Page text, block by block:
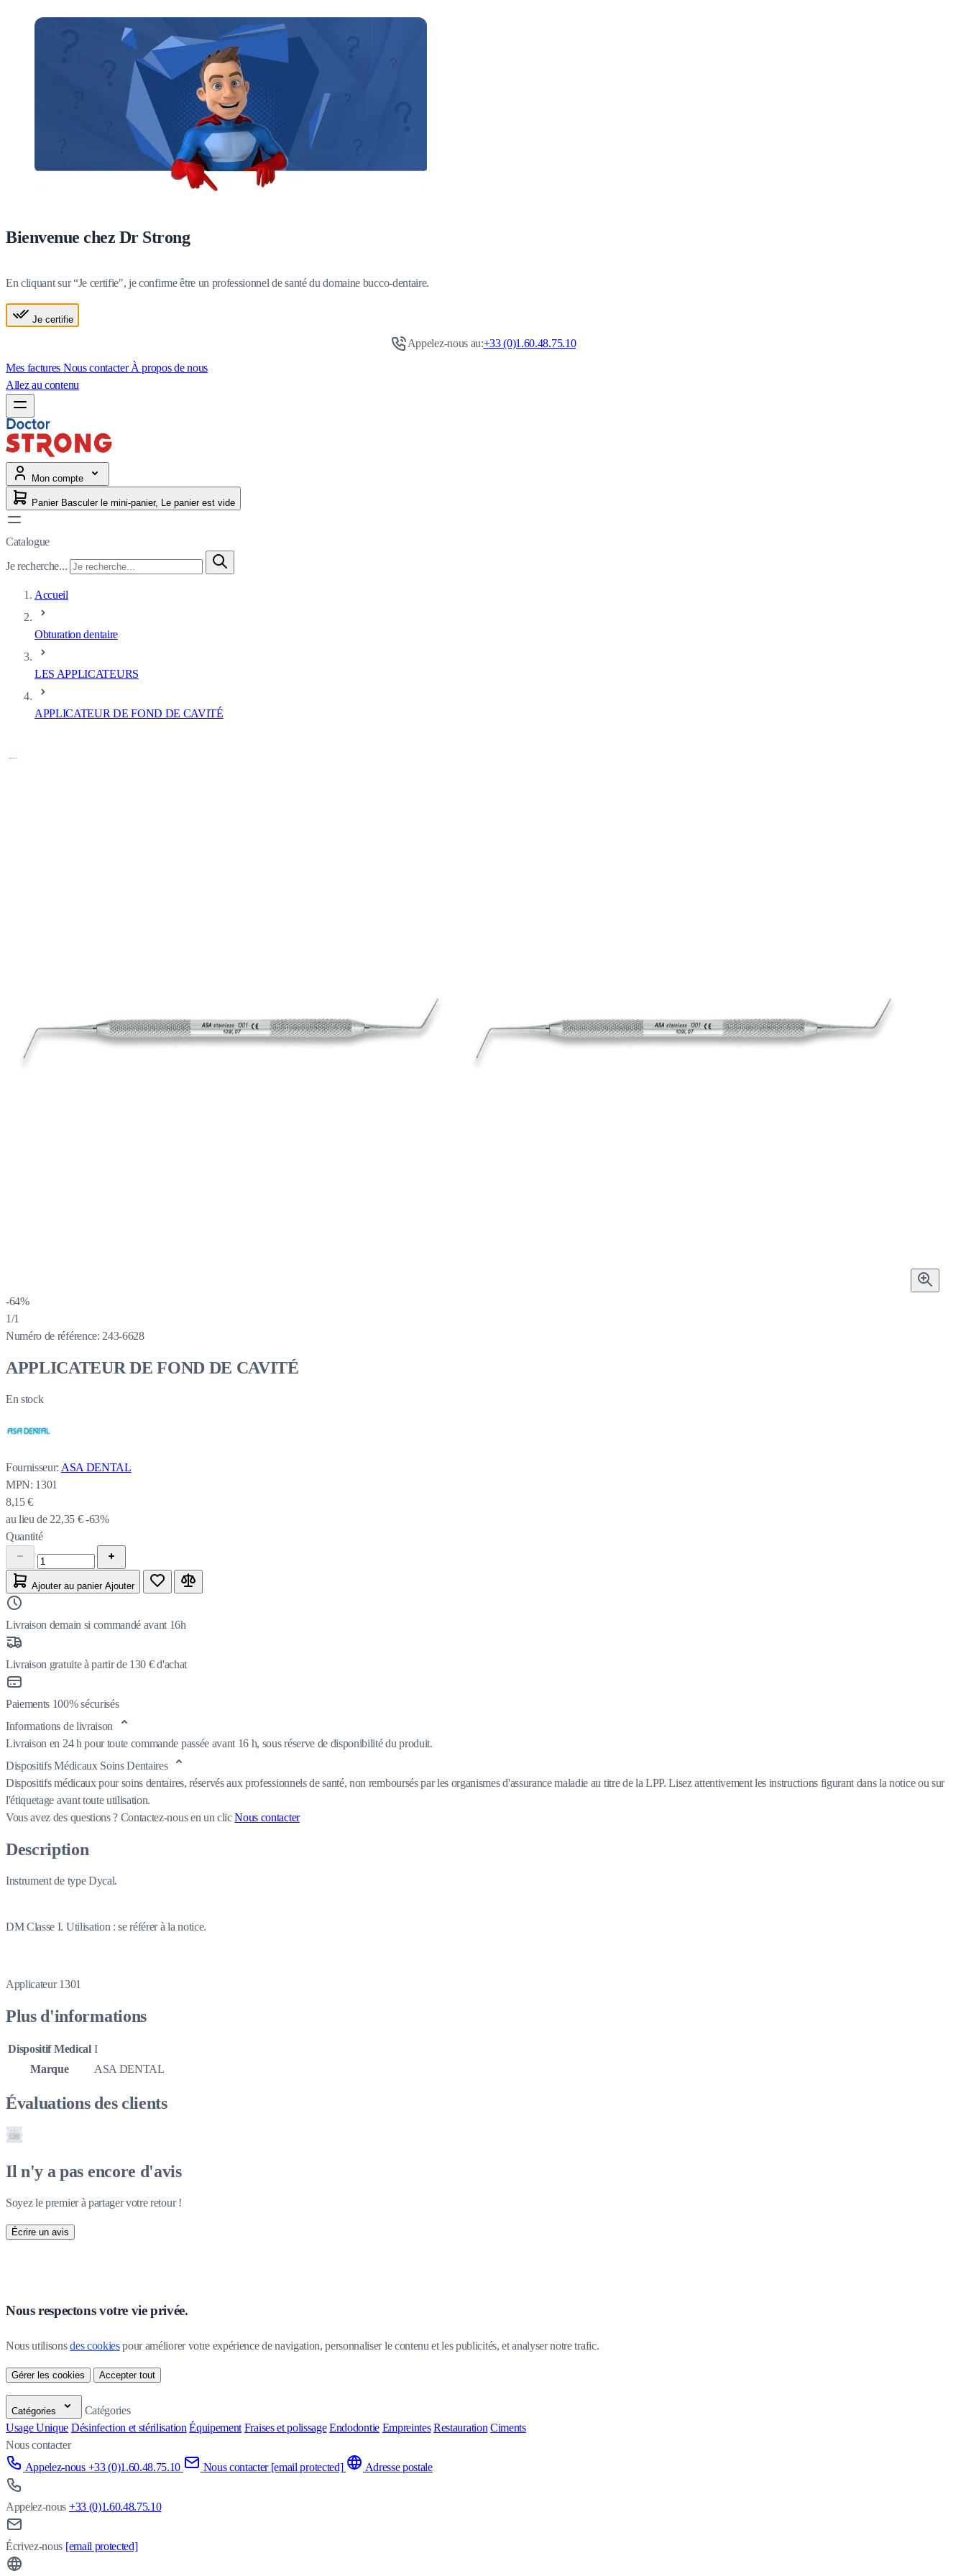
Bienvenue chez Dr Strong
En cliquant sur “Je certifie", je confirme être un professionnel de santé du domaine bucco-dentaire.
Je certifie
Appelez-nous au:+33 (0)1.60.48.75.10
Mes factures Nous contacterÀ propos de nous
Allez au contenu
Mon compte
Panier Basculer le mini-panier, Le panier est vide
Catalogue
Je recherche...
Accueil
Obturation dentaire
LES APPLICATEURS
APPLICATEUR DE FOND DE CAVITÉ
-64%
1/1
Numéro de référence: 243-6628
APPLICATEUR DE FOND DE CAVITÉ
En stock
Fournisseur: ASA DENTAL
MPN: 1301
8,15 €
au lieu de 22,35 € -63%
Quantité
Ajouter au panier Ajouter
Livraison demain si commandé avant 16h
Livraison gratuite à partir de 130 € d'achat
Paiements 100% sécurisés
Informations de livraison
Livraison en 24 h pour toute commande passée avant 16 h, sous réserve de disponibilité du produit.
Dispositifs Médicaux Soins Dentaires
Dispositifs médicaux pour soins dentaires, réservés aux professionnels de santé, non remboursés par les organismes d'assurance maladie au titre de la LPP. Lisez attentivement les instructions figurant dans la notice ou sur
l'étiquetage avant toute utilisation.
Vous avez des questions ? Contactez-nous en un clicNous contacter
Description
Instrument de type Dycal.
DM Classe I. Utilisation : se référer à la notice.
Applicateur 1301
Plus d'informations
Dispositif Medical I
Marque
ASA DENTAL
Évaluations des clients
Il n'y a pas encore d'avis
Soyez le premier à partager votre retour !
Écrire un avis
Nous respectons votre vie privée.
Nous utilisons des cookies pour améliorer votre expérience de navigation, personnaliser le contenu et les publicités, et analyser notre trafic.
Gérer les cookies Accepter tout
Catégories
Catégories
Usage Unique Désinfection et stérilisation Équipement Fraises et polissage Endodontie Empreintes Restauration Ciments
Nous contacter
Appelez-nous +33 (0)1.60.48.75.10
Nous contacter [email protected] Adresse postale
Appelez-nous +33 (0)1.60.48.75.10
Écrivez-nous [email protected]